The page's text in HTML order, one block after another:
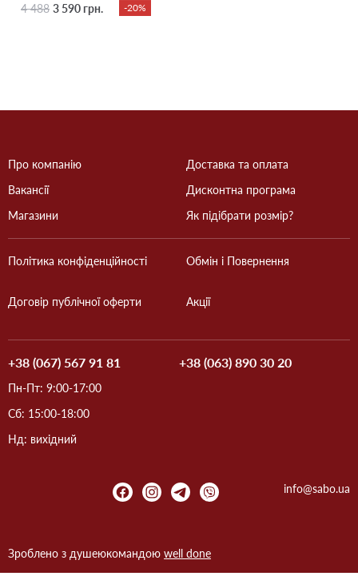
4 488 3 590 грн. -20%
Про компанію
Вакансії
Магазини
Доставка та оплата
Дисконтна програма
Як підібрати розмір?
Політика конфіденційності
Договір публічної оферти
Обмін і Повернення
Акції
+38 (067) 567 91 81 +38 (063) 890 30 20
Пн-Пт: 9:00-17:00
Сб: 15:00-18:00
Нд: вихідний
info@sabo.ua
Зроблено з душеюкомандою well done